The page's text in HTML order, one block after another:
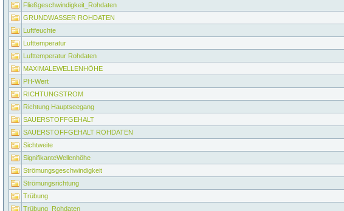
Fließgeschwindigkeit_Rohdaten
GRUNDWASSER ROHDATEN
Luftfeuchte
Lufttemperatur
Lufttemperatur Rohdaten
MAXIMALEWELLENHÖHE
PH-Wert
RICHTUNGSTROM
Richtung Hauptseegang
SAUERSTOFFGEHALT
SAUERSTOFFGEHALT ROHDATEN
Sichtweite
SignifikanteWellenhöhe
Strömungsgeschwindigkeit
Strömungsrichtung
Trübung
Trübung_Rohdaten